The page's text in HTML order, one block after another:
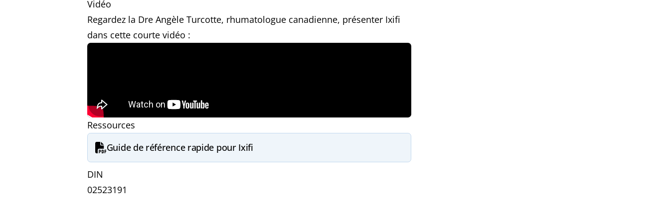
Vidéo
Regardez la Dre Angèle Turcotte, rhumatologue canadienne, présenter Ixifi
dans cette courte vidéo :
Ressources
Guide de référence rapide pour Ixifi
DIN
02523191